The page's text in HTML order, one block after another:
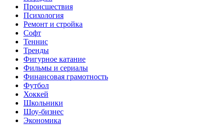
Происшествия
Психология
Ремонт и стройка
Софт
Теннис
Тренды
Фигурное катание
Фильмы и сериалы
Финансовая грамотность
Футбол
Хоккей
Школьники
Шоу-бизнес
Экономика